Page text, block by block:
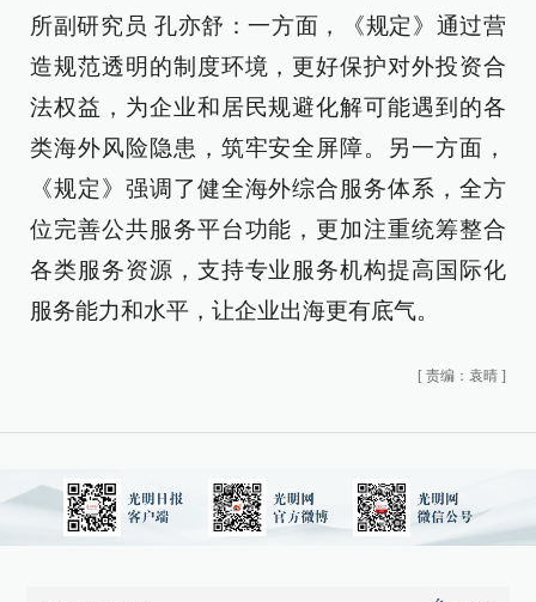
所副研究员 孔亦舒：一方面，《规定》通过营
造规范透明的制度环境，更好保护对外投资合
法权益，为企业和居民规避化解可能遇到的各
类海外风险隐患，筑牢安全屏障。另一方面，
《规定》强调了健全海外综合服务体系，全方
位完善公共服务平台功能，更加注重统筹整合
各类服务资源，支持专业服务机构提高国际化
服务能力和水平，让企业出海更有底气。
[ 责编：袁晴 ]